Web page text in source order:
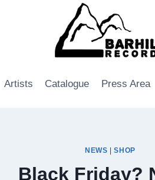
Artists Catalogue Press Area
NEWS |SHOP
Black Friday?